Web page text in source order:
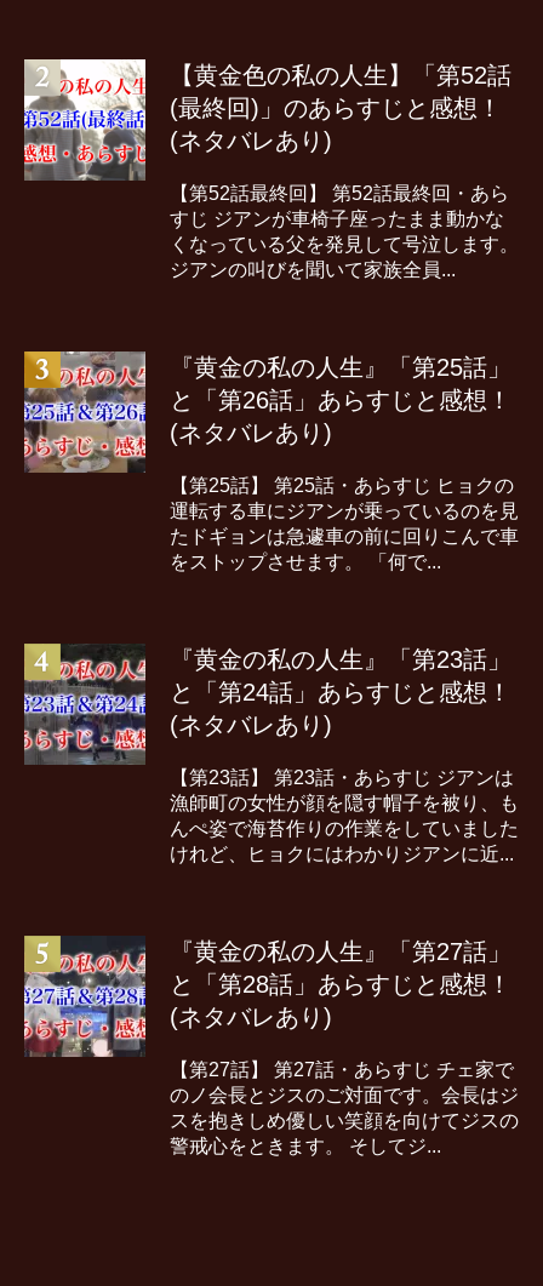
【黄金色の私の人生】「第52話
(最終回)」のあらすじと感想！
(ネタバレあり)
【第52話最終回】 第52話最終回・あら
すじ ジアンが車椅子座ったまま動かな
くなっている父を発見して号泣します。
ジアンの叫びを聞いて家族全員...
『黄金の私の人生』「第25話」
と「第26話」あらすじと感想！
(ネタバレあり)
【第25話】 第25話・あらすじ ヒョクの
運転する車にジアンが乗っているのを見
たドギョンは急遽車の前に回りこんで車
をストップさせます。 「何で...
『黄金の私の人生』「第23話」
と「第24話」あらすじと感想！
(ネタバレあり)
【第23話】 第23話・あらすじ ジアンは
漁師町の女性が顔を隠す帽子を被り、も
んぺ姿で海苔作りの作業をしていました
けれど、ヒョクにはわかりジアンに近...
『黄金の私の人生』「第27話」
と「第28話」あらすじと感想！
(ネタバレあり)
【第27話】 第27話・あらすじ チェ家で
のノ会長とジスのご対面です。会長はジ
スを抱きしめ優しい笑顔を向けてジスの
警戒心をときます。 そしてジ...